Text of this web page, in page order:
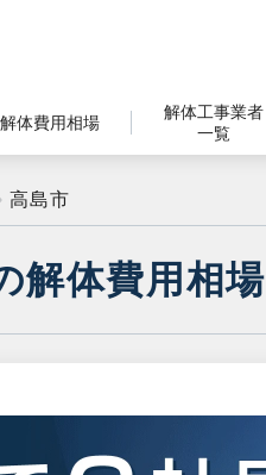
解体費用相場
解体工事業者
一覧
高島市
解体費用相場